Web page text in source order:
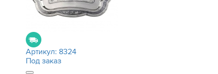
Артикул: 8324
Под заказ